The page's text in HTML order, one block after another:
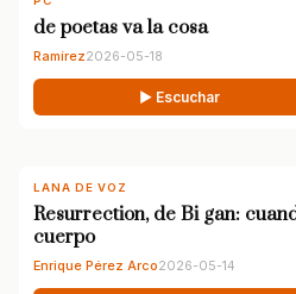
de poetas va la cosa
Ramírez2026-05-18
▶ Escuchar
LANA DE VOZ
Resurrection, de Bi gan:
cuerpo
Enrique Pérez Arco2026-05-14